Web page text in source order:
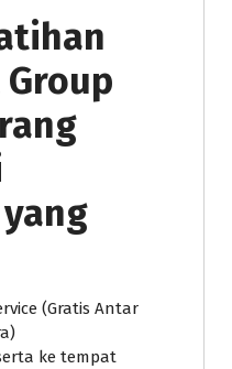
(Gratis Antar
ke tempat